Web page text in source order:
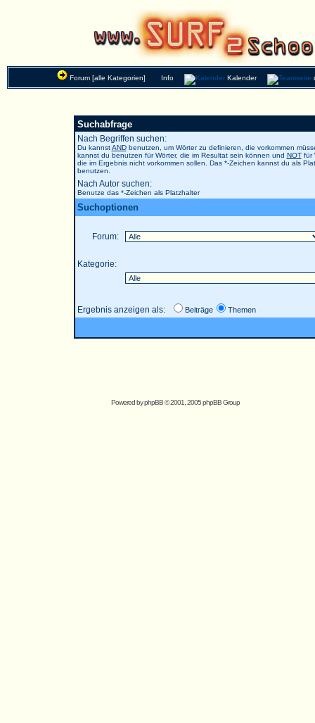
Forum [alle Kategorien] Info Kalender
Suchabfrage
Nach Begriffen suchen:
Du kannstANDbenutzen, um Wörter zu definieren, die vorkommen
kannst du benutzen für Wörter, die im Resultat sein können und NOTfür
die im Ergebnis nicht vorkommen sollen. Das *-Zeichen kannst du als
benutzen.
Nach Autor suchen:
Benutze das *-Zeichen als Platzhalter
Suchoptionen
Forum:
Kategorie:
Ergebnis anzeigen als: Beiträge Themen
Powered byphpBB© 2001, 2005 phpBB Group